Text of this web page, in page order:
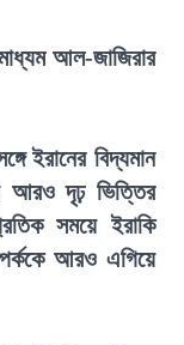
আল-জাজিরার
ইরানের বিদ্যমান
আরও দৃঢ় ভিত্তির
সময়ে ইরাকি
আরও এগিয়ে